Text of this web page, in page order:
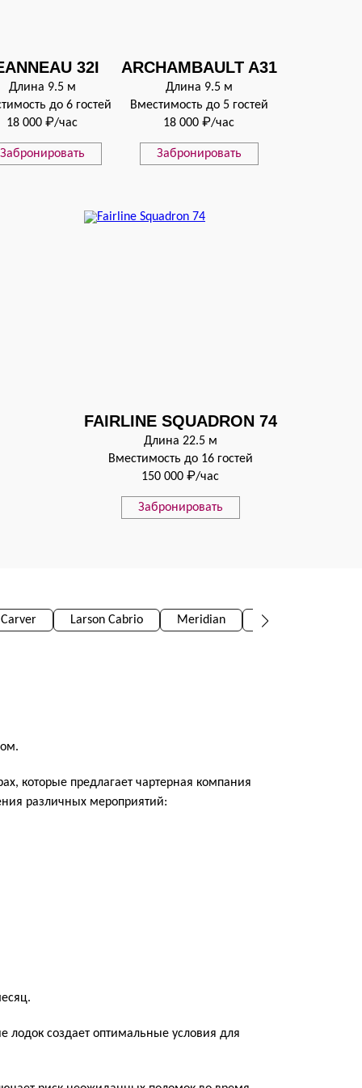
32I
Длина 9.5 м
до 6 гостей
18 000 ₽/час
Забронировать
ARCHAMBAULT A31
Длина 9.5 м
Вместимость до 5 гостей
18 000 ₽/час
Забронировать
FAIRLINE SQUADRON 74
Длина 22.5 м
Вместимость до 16 гостей
150 000 ₽/час
Забронировать
Carver Larson Cabrio Meridian Аренда яхты
которые предлагает чартерная компания
различных мероприятий:
лодок создает оптимальные условия для